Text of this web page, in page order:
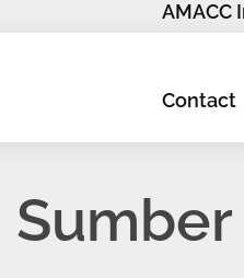
AMACC
Contact